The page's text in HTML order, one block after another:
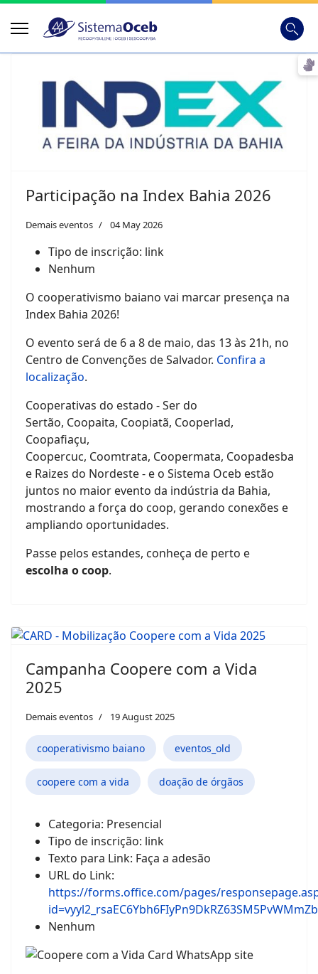
Busca
Participação na Index Bahia 2026
Demais eventos 04 May 2026
Tipo de inscrição: link
Nenhum
O cooperativismo baiano vai marcar presença na
Index Bahia 2026!
O evento será de 6 a 8 de maio, das 13 às 21h, no
Centro de Convenções de Salvador. Confira a
localização.
Cooperativas do estado - Ser do
Sertão, Coopaita, Coopiatã, Cooperlad,
Coopafiaçu,
Coopercuc, Coomtrata, Coopermata, Coopadesba
e Raizes do Nordeste - e o Sistema Oceb estão
juntos no maior evento da indústria da Bahia,
mostrando a força do coop, gerando conexões e
ampliando oportunidades.
Passe pelos estandes, conheça de perto e
escolha o coop.
Campanha Coopere com a Vida
2025
Demais eventos 19 August 2025
cooperativismo baiano eventos_old
coopere com a vida doação de órgãos
Categoria: Presencial
Tipo de inscrição: link
Texto para Link: Faça a adesão
URL do Link:
https://forms.office.com/pages/
Nenhum